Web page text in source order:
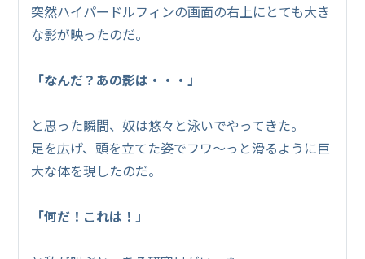
突然ハイパードルフィンの画面の右上にとても大き
な影が映ったのだ。
「なんだ？あの影は・・・」
と思った瞬間、奴は悠々と泳いでやってきた。
足を広げ、頭を立てた姿でフワ～っと滑るように巨
大な体を現したのだ。
「何だ！これは！」